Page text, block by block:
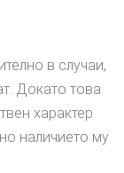
в случаи,
Докато това
характер
наличието му